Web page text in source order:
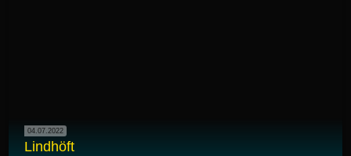
04.07.2022
Lindhöft